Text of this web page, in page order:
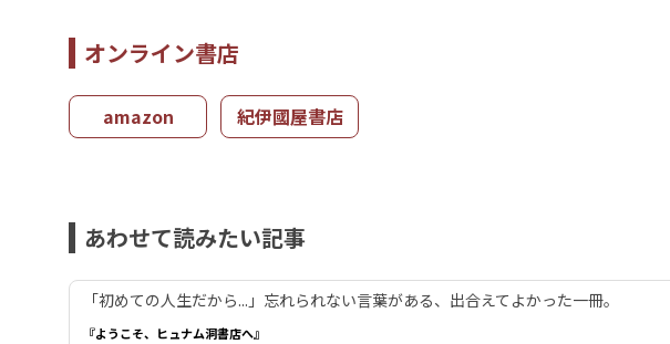
オンライン書店
amazon 紀伊國屋書店
あわせて読みたい記事
「初めての人生だから...」忘れられない言葉がある、出合えてよかった一冊。
『ようこそ、ヒュナム洞書店へ』